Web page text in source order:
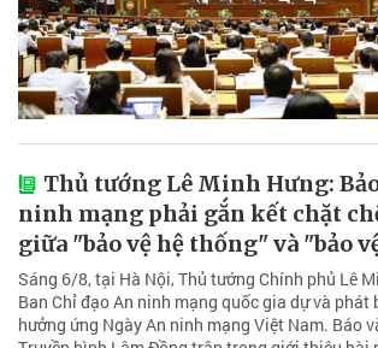
Thủ tướng Lê Minh Hưng:
ninh mạng phải gắn kết chặt
giữa "bảo vệ hệ thống" và "bảo
Sáng 6/8, tại Hà Nội, Thủ tướng Chính phủ Lê
Ban Chỉ đạo An ninh mạng quốc gia dự và
hưởng ứng Ngày An ninh mạng Việt Nam. Báo